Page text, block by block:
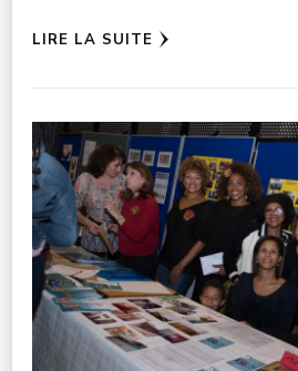
LIRE LA SUITE